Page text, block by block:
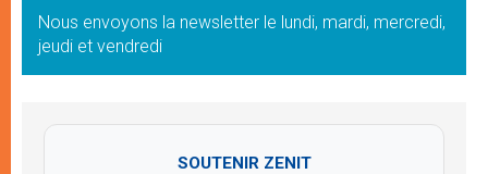
Nous envoyons la newsletter le lundi, mardi, mercredi,
jeudi et vendredi
SOUTENIR ZENIT